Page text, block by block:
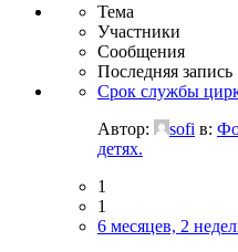
Тема
Участники
Сообщения
Последняя запись
Срок службы
Автор:
sofi в:
детях.
1
1
6 месяцев, 2